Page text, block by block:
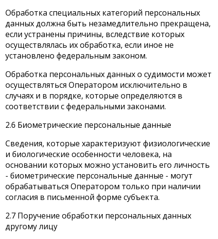
Обработка специальных категорий персональных
данных должна быть незамедлительно прекращена,
если устранены причины, вследствие которых
осуществлялась их обработка, если иное не
установлено федеральным законом.
Обработка персональных данных о судимости может
осуществляться Оператором исключительно в
случаях и в порядке, которые определяются в
соответствии с федеральными законами.
2.6 Биометрические персональные данные
Сведения, которые характеризуют физиологические
и биологические особенности человека, на
основании которых можно установить его личность
- биометрические персональные данные - могут
обрабатываться Оператором только при наличии
согласия в письменной форме субъекта.
2.7 Поручение обработки персональных данных
другому лицу